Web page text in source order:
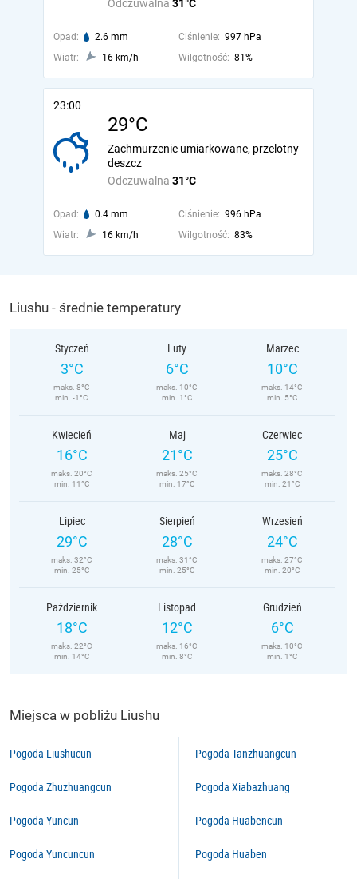
Odczuwalna 31°C
Opad: 2.6 mm Ciśnienie: 997 hPa
Wiatr:
16 km/h Wilgotność: 81%
23:00
29°C
Odczuwalna 31°C
Zachmurzenie umiarkowane, przelotny
deszcz
Opad: 0.4 mm Ciśnienie: 996 hPa
Wiatr:
16 km/h Wilgotność: 83%
Liushu - średnie temperatury
Styczeń
3°C
maks. 8°C
min. -1°C
Luty
6°C
maks. 10°C
min. 1°C
Marzec
10°C
maks. 14°C
min. 5°C
Kwiecień
16°C
maks. 20°C
min. 11°C
Maj
21°C
maks. 25°C
min. 17°C
Czerwiec
25°C
maks. 28°C
min. 21°C
Lipiec
29°C
maks. 32°C
min. 25°C
Sierpień
28°C
maks. 31°C
min. 25°C
Wrzesień
24°C
maks. 27°C
min. 20°C
Październik
18°C
maks. 22°C
min. 14°C
Listopad
12°C
maks. 16°C
min. 8°C
Grudzień
6°C
maks. 10°C
min. 1°C
Miejsca w pobliżu Liushu
Pogoda Liushucun
Pogoda Zhuzhuangcun
Pogoda Yuncun
Pogoda Yuncuncun
Pogoda Tanzhuangcun
Pogoda Xiabazhuang
Pogoda Huabencun
Pogoda Huaben